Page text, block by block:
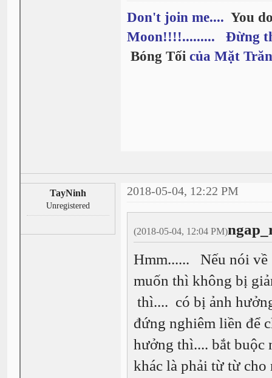
Don't join me.... You
Moon!!!!......... Đừng
Bóng Tối của Mặt
TayNinh
Unregistered
2018-05-04, 12:22 PM
(2018-05-04, 12:04 PM)
Hmm...... Nếu nói
muốn thì không bị
thì.... có bị ảnh
đứng nghiêm liền để
hưởng thì.... bắt
khác là phải từ từ